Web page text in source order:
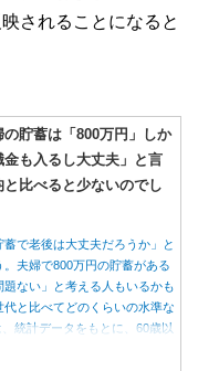
されることになると
貯蓄は「800万円」しか
も入るし大丈夫」と言
比べると少ないのでし
で老後は大丈夫だろうか」と
夫婦で800万円の貯蓄がある
ない」と考える人もいるかも
代と比べてどのくらいの水準な
統計データをもとに、60歳以